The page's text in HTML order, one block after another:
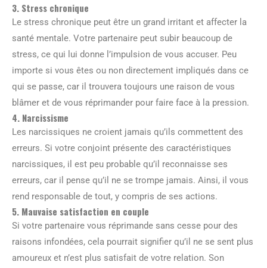
3. Stress chronique
Le stress chronique peut être un grand irritant et affecter la
santé mentale. Votre partenaire peut subir beaucoup de
stress, ce qui lui donne l’impulsion de vous accuser. Peu
importe si vous êtes ou non directement impliqués dans ce
qui se passe, car il trouvera toujours une raison de vous
blâmer et de vous réprimander pour faire face à la pression.
4. Narcissisme
Les narcissiques ne croient jamais qu’ils commettent des
erreurs. Si votre conjoint présente des caractéristiques
narcissiques, il est peu probable qu’il reconnaisse ses
erreurs, car il pense qu’il ne se trompe jamais. Ainsi, il vous
rend responsable de tout, y compris de ses actions.
5. Mauvaise satisfaction en couple
Si votre partenaire vous réprimande sans cesse pour des
raisons infondées, cela pourrait signifier qu’il ne se sent plus
amoureux et n’est plus satisfait de votre relation. Son